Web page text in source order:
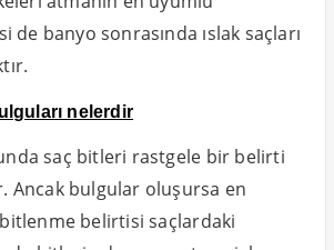
de banyo sonrasında ıslak saçları
nelerdir
saç bitleri rastgele bir belirti
Ancak bulgular oluşursa en
belirtisi saçlardaki